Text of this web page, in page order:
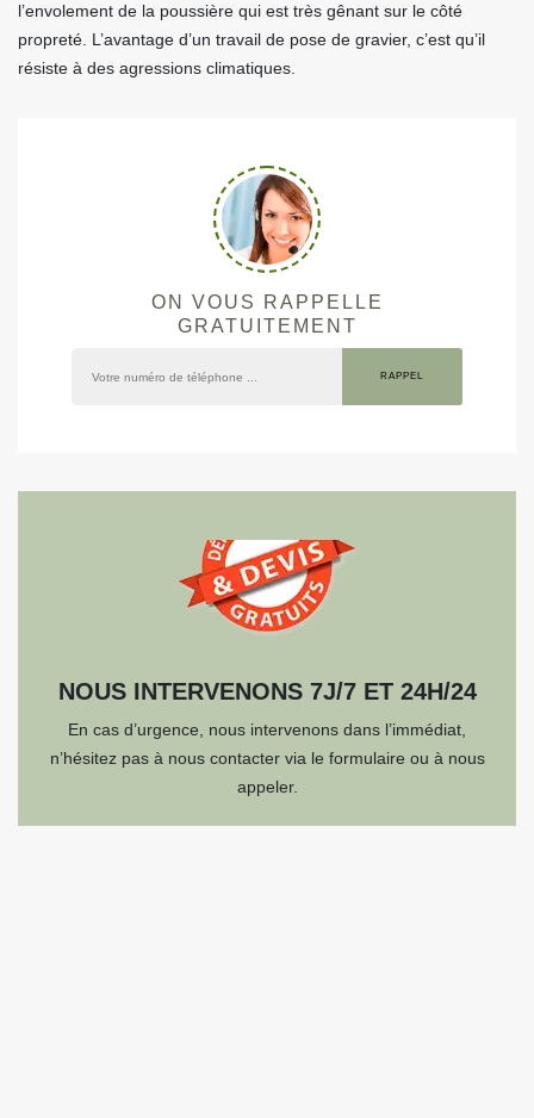
l’envolement de la poussière qui est très gênant sur le côté
propreté. L’avantage d’un travail de pose de gravier, c’est qu’il
résiste à des agressions climatiques.
ON VOUS RAPPELLE
GRATUITEMENT
NOUS INTERVENONS 7J/7 ET 24H/24
En cas d’urgence, nous intervenons dans l’immédiat,
n’hésitez pas à nous contacter via le formulaire ou à nous
appeler.